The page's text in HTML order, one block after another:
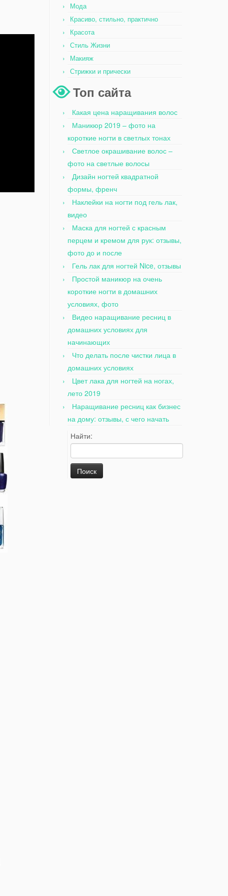
Мода
Красиво, стильно, практично
Красота
Стиль Жизни
Макияж
Стрижки и прически
Топ сайта
Какая цена наращивания волос
Маникюр 2019 – фото на
короткие ногти в светлых тонах
Светлое окрашивание волос –
фото на светлые волосы
Дизайн ногтей квадратной
формы, френч
Наклейки на ногти под гель лак,
видео
Маска для ногтей с красным
перцем и кремом для рук: отзывы,
фото до и после
Гель лак для ногтей Nice, отзывы
Простой маникюр на очень
короткие ногти в домашних
условиях, фото
Видео наращивание ресниц в
домашних условиях для
начинающих
Что делать после чистки лица в
домашних условиях
Цвет лака для ногтей на ногах,
лето 2019
Наращивание ресниц как бизнес
на дому: отзывы, с чего начать
Найти: